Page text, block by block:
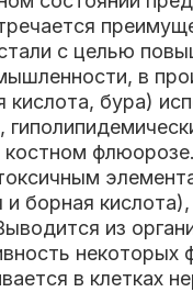
с целью
в
бура)
и борная
из
в клетках